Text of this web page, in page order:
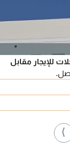
محلات للإيجار مقابل
⟩